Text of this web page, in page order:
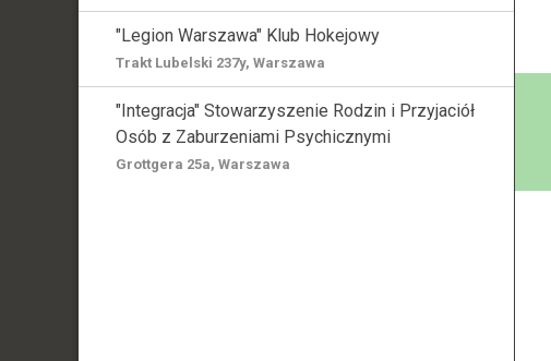
"Legion Warszawa" Klub Hokejowy
Trakt Lubelski 237y, Warszawa
"Integracja" Stowarzyszenie Rodzin i Przyjaciół
Osób z Zaburzeniami Psychicznymi
Grottgera 25a, Warszawa